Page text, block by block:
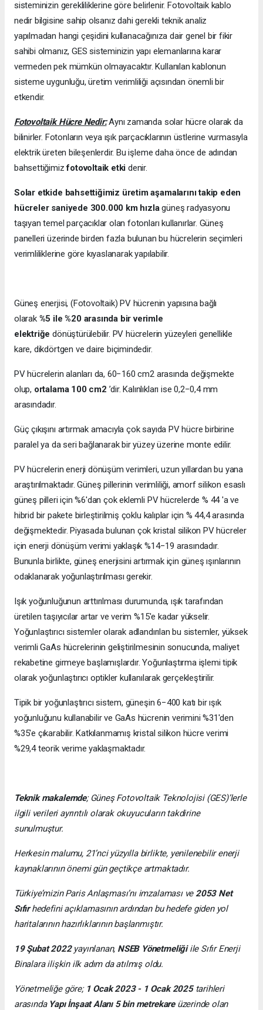
sisteminizin gerekliliklerine göre belirlenir. Fotovoltaik kablo
nedir bilgisine sahip olsanız dahi gerekli teknik analiz
yapılmadan hangi çeşidini kullanacağınıza dair genel bir fikir
sahibi olmanız, GES sisteminizin yapı elemanlarına karar
vermeden pek mümkün olmayacaktır. Kullanılan kablonun
sisteme uygunluğu, üretim verimliliği açısından önemli bir
etkendir.
Fotovoltaik Hücre Nedir:Aynı zamanda solar hücre olarak da
bilinirler. Fotonların veya ışık parçacıklarının üstlerine vurmasıyla
elektrik üreten bileşenlerdir. Bu işleme daha önce de adından
bahsettiğimizfotovoltaik etkidenir.
Solar etkide bahsettiğimiz üretim aşamalarını takip eden
hücreler saniyede 300.000 km hızlagüneş radyasyonu
taşıyan temel parçacıklar olan fotonları kullanırlar. Güneş
panelleri üzerinde birden fazla bulunan bu hücrelerin seçimleri
verimliliklerine göre kıyaslanarak yapılabilir.
Güneş enerjisi, (Fotovoltaik) PV hücrenin yapısına bağlı
olarak %5 ile %20 arasında bir verimle
elektriğedönüştürülebilir. PV hücrelerin yüzeyleri genellikle
kare, dikdörtgen ve daire biçimindedir.
PV hücrelerin alanları da, 60−160 cm2 arasında değişmekte
olup, ortalama 100 cm2 ’dir. Kalınlıkları ise 0,2−0,4 mm
arasındadır.
Güç çıkışını artırmak amacıyla çok sayıda PV hücre birbirine
paralel ya da seri bağlanarak bir yüzey üzerine monte edilir.
PV hücrelerin enerji dönüşüm verimleri, uzun yıllardan bu yana
araştırılmaktadır. Güneş pillerinin verimliliği, amorf silikon esaslı
güneş pilleri için %6'dan çok eklemli PV hücrelerde % 44 'a ve
hibrid bir pakete birleştirilmiş çoklu kalıplar için % 44,4 arasında
değişmektedir. Piyasada bulunan çok kristal silikon PV hücreler
için enerji dönüşüm verimi yaklaşık %14−19 arasındadır.
Bununla birlikte, güneş enerjisini artırmak için güneş ışınlarının
odaklanarak yoğunlaştırılması gerekir.
Işık yoğunluğunun arttırılması durumunda, ışık tarafından
üretilen taşıyıcılar artar ve verim %15'e kadar yükselir.
Yoğunlaştırıcı sistemler olarak adlandırılan bu sistemler, yüksek
verimli GaAs hücrelerinin geliştirilmesinin sonucunda, maliyet
rekabetine girmeye başlamışlardır. Yoğunlaştırma işlemi tipik
olarak yoğunlaştırıcı optikler kullanılarak gerçekleştirilir.
Tipik bir yoğunlaştırıcı sistem, güneşin 6−400 katı bir ışık
yoğunluğunu kullanabilir ve GaAs hücrenin verimini %31'den
%35'e çıkarabilir. Katkılanmamış kristal silikon hücre verimi
%29,4 teorik verime yaklaşmaktadır.
Teknik makalemde; Güneş Fotovoltaik Teknolojisi (GES)’lerle
ilgili verileri ayrıntılı olarak okuyucuların takdirine
sunulmuştur.
Herkesin malumu, 21’nci yüzyılla birlikte, yenilenebilir enerji
kaynaklarının önemi gün geçtikçe artmaktadır.
Türkiye’mizin Paris Anlaşması’nı imzalaması ve2053 Net
Sıfırhedefini açıklamasının ardından bu hedefe giden yol
haritalarının hazırlıklarının başlanmıştır.
19 Şubat 2022 yayınlanan, NSEB Yönetmeliğiile Sıfır Enerji
Binalara ilişkin ilk adım da atılmış oldu.
Yönetmeliğe göre; 1 Ocak 2023 - 1 Ocak 2025 tarihleri
arasında Yapı İnşaat Alanı 5 bin metrekare üzerinde olan